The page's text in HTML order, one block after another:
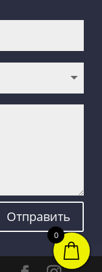
Отправить
0